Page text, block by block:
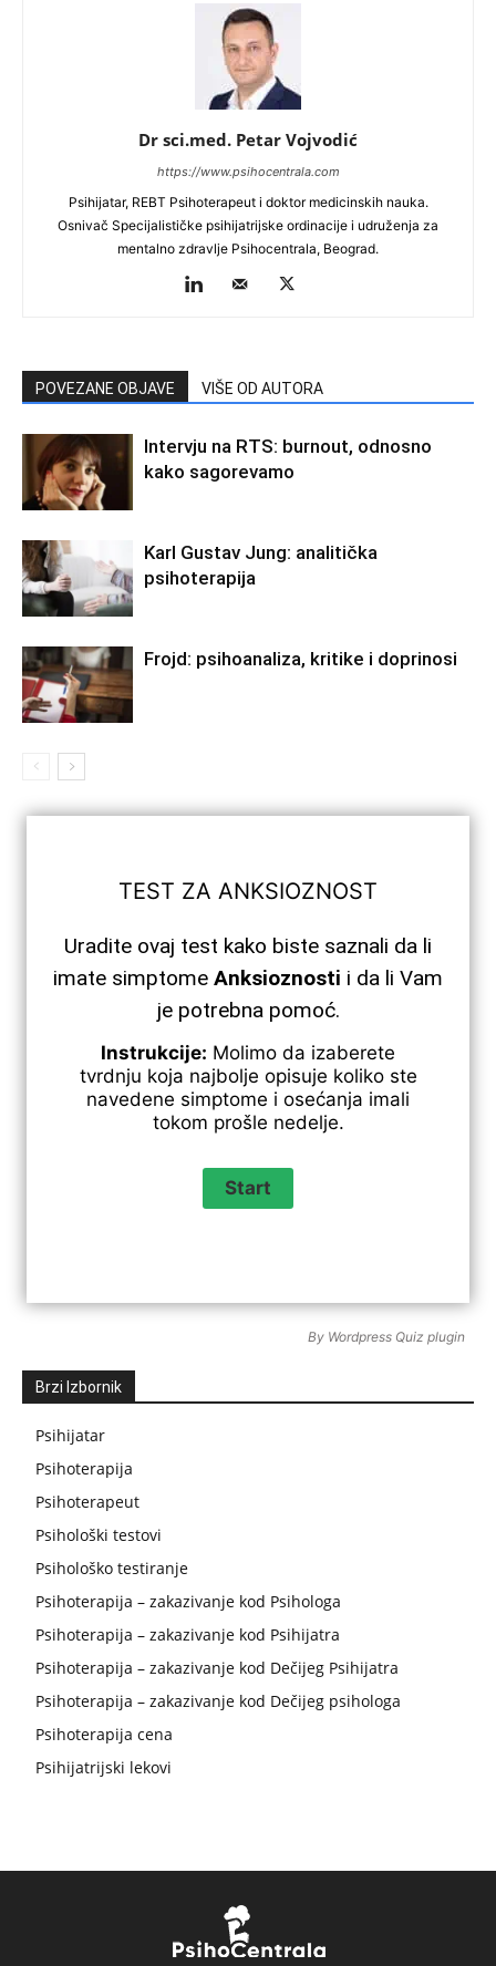
Dr sci.med. Petar Vojvodić
https://www.psihocentrala.com
Psihijatar, REBT Psihoterapeut i doktor medicinskih nauka.
Osnivač Specijalističke psihijatrijske ordinacije i udruženja za
mentalno zdravlje Psihocentrala, Beograd.
POVEZANE OBJAVE VIŠE OD AUTORA
Intervju na RTS: burnout, odnosno
kako sagorevamo
Karl Gustav Jung: analitička
psihoterapija
Frojd: psihoanaliza, kritike i doprinosi
TEST ZA ANKSIOZNOST
Uradite ovaj test kako biste saznali da li
imate simptome Anksioznosti i da li Vam
je potrebna pomoć.
Instrukcije: Molimo da izaberete
tvrdnju koja najbolje opisuje koliko ste
navedene simptome i osećanja imali
tokom prošle nedelje.
By Wordpress Quiz plugin
Brzi Izbornik
Psihijatar
Psihoterapija
Psihoterapeut
Psihološki testovi
Psihološko testiranje
Psihoterapija – zakazivanje kod Psihologa
Psihoterapija – zakazivanje kod Psihijatra
Psihoterapija – zakazivanje kod Dečijeg Psihijatra
Psihoterapija – zakazivanje kod Dečijeg psihologa
Psihoterapija cena
Psihijatrijski lekovi